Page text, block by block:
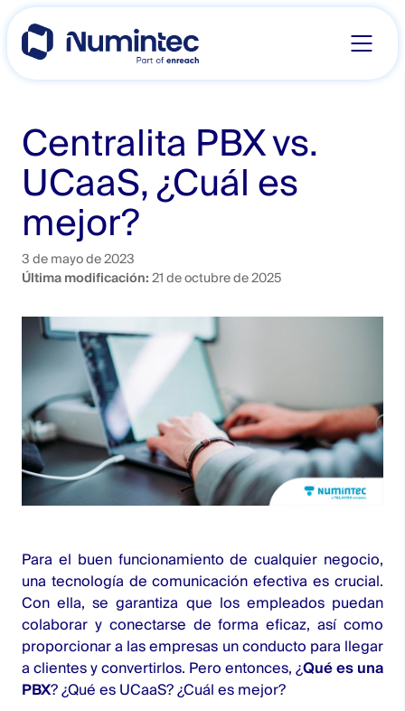
Skip
content
Centralita PBX vs.
UCaaS, ¿Cuál es
mejor?
3 de mayo de 2023
Última modificación: 21 de octubre de 2025
Para el buen funcionamiento de cualquier negocio,
una tecnología de comunicación efectiva es crucial.
Con ella, se garantiza que los empleados puedan
colaborar y conectarse de forma eficaz, así como
proporcionar a las empresas un conducto para llegar
a clientes y convertirlos. Pero entonces, ¿Qué es una
PBX? ¿Qué es UCaaS? ¿Cuál es mejor?